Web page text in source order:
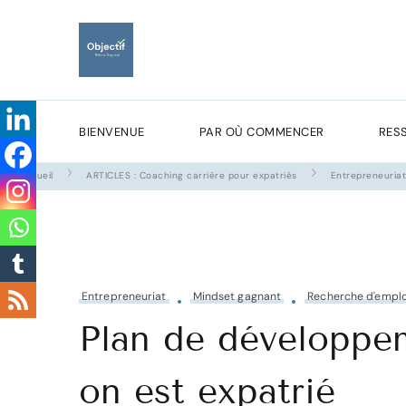
BIENVENUE PAR OÙ COMMENCER
Accueil ARTICLES : Coaching carrière pour expatriés Entrepreneuriat
Entrepreneuriat Mindset gagnant Recherche
Plan de
on est expatrié